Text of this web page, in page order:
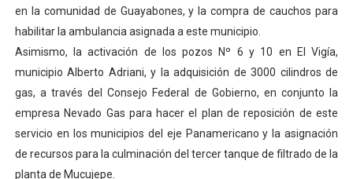
en la comunidad de Guayabones, y la compra de cauchos para
habilitar la ambulancia asignada a este municipio.
Asimismo, la activación de los pozos Nº 6 y 10 en El Vigía,
municipio Alberto Adriani, y la adquisición de 3000 cilindros de
gas, a través del Consejo Federal de Gobierno, en conjunto la
empresa Nevado Gas para hacer el plan de reposición de este
servicio en los municipios del eje Panamericano y la asignación
de recursos para la culminación del tercer tanque de filtrado de la
planta de Mucujepe.